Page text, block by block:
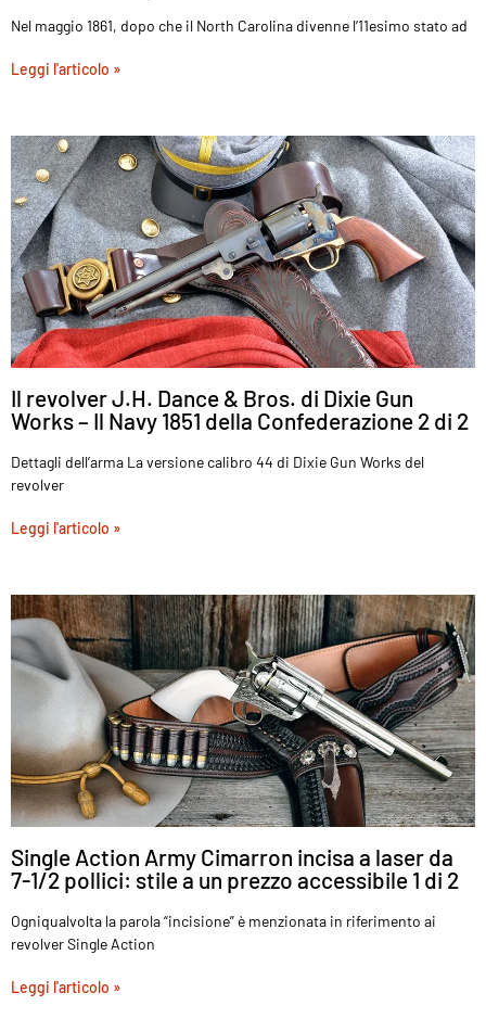
Nel maggio 1861, dopo che il North Carolina divenne l’11esimo stato ad
Leggi l'articolo »
Il revolver J.H. Dance & Bros. di Dixie Gun
Works – Il Navy 1851 della Confederazione 2 di 2
Dettagli dell’arma La versione calibro 44 di Dixie Gun Works del
revolver
Leggi l'articolo »
Single Action Army Cimarron incisa a laser da
7-1/2 pollici: stile a un prezzo accessibile 1 di 2
Ogniqualvolta la parola “incisione” è menzionata in riferimento ai
revolver Single Action
Leggi l'articolo »